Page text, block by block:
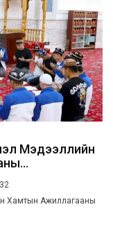
Мэдээллийн
Хамтын Ажиллагааны